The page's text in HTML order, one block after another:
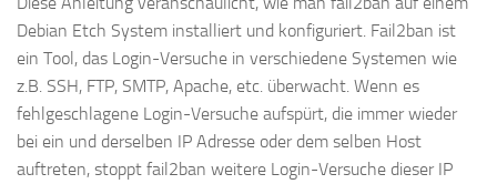
Debian Etch System installiert und konfiguriert. Fail2ban ist
ein Tool, das Login-Versuche in verschiedene Systemen wie
z.B. SSH, FTP, SMTP, Apache, etc. überwacht. Wenn es
fehlgeschlagene Login-Versuche aufspürt, die immer wieder
bei ein und derselben IP Adresse oder dem selben Host
auftreten, stoppt fail2ban weitere Login-Versuche dieser IP